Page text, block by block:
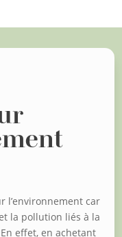
l’environnement car
la pollution liés à la
effet, en achetant